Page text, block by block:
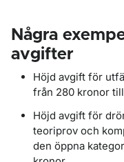
Några
avgifter
Höjd avgift för
från 280 kronor
Höjd avgift för
teoriprov och
den öppna